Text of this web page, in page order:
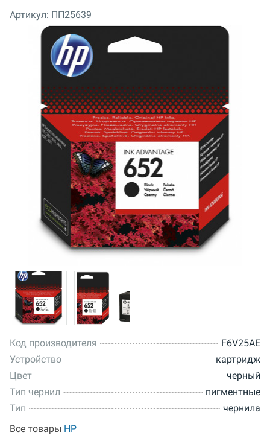
Артикул: ПП25639
Код производителя
F6V25AE
Устройство
картридж
Цвет
черный
Тип чернил
пигментные
Тип
чернила
Все товары HP